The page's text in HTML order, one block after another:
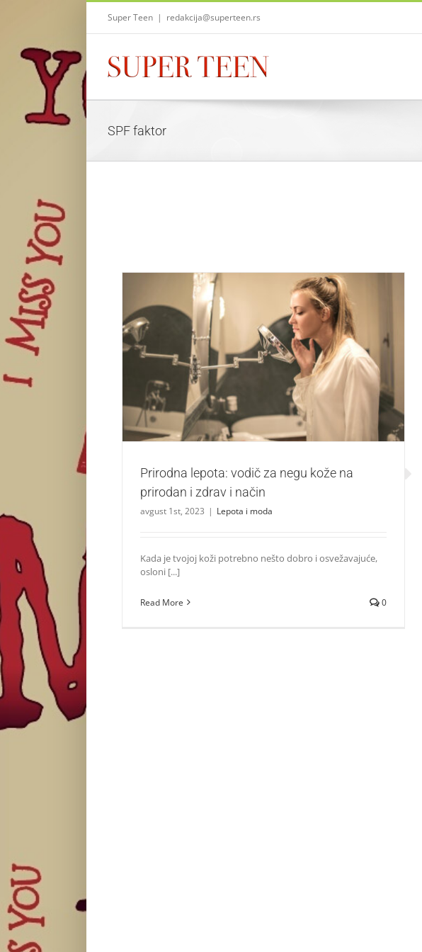
Super Teen | redakcija@superteen.rs
SPF faktor
Prirodna lepota: vodič za negu kože na prirodan i zdrav i
Lepota i moda
Prirodna lepota: vodič za negu kože na
prirodan i zdrav i način
avgust 1st, 2023 | Lepota i moda
Kada je tvojoj koži potrebno nešto dobro i osvežavajuće,
osloni [...]
Read More 0